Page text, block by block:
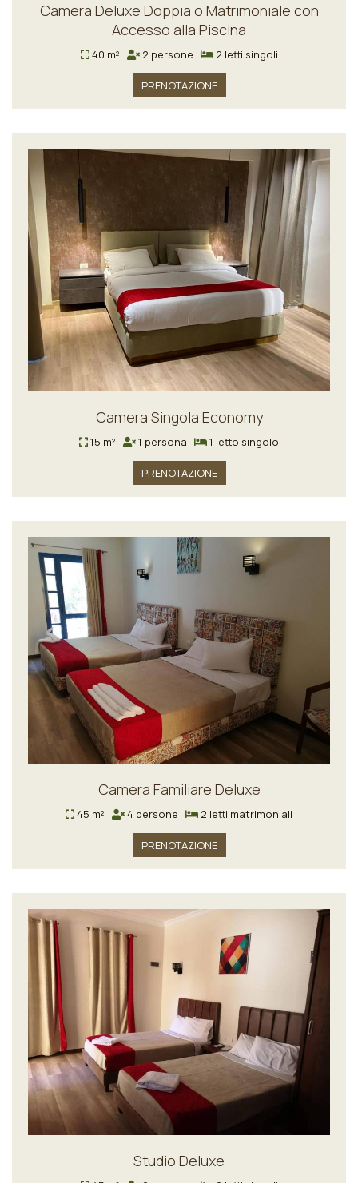
Camera Deluxe Doppia o Matrimoniale con
Accesso alla Piscina
40 m² 2 persone 2 letti singoli
PRENOTAZIONE
Camera Singola Economy
15 m² 1 persona 1 letto singolo
PRENOTAZIONE
Camera Familiare Deluxe
45 m² 4 persone 2 letti matrimoniali
PRENOTAZIONE
Studio Deluxe